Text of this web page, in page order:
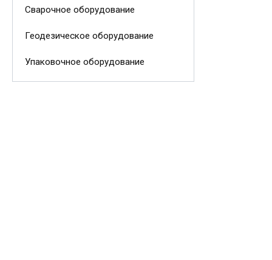
Сварочное оборудование
Геодезическое оборудование
Упаковочное оборудование